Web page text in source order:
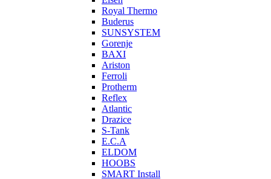
Royal Thermo
Buderus
SUNSYSTEM
Gorenje
BAXI
Ariston
Ferroli
Protherm
Reflex
Atlantic
Drazice
S-Tank
E.C.A
ELDOM
HOOBS
SMART Install